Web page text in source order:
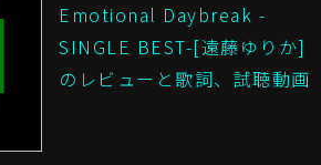
Emotional Daybreak -
SINGLE BEST-[遠藤ゆりか]
のレビューと歌詞、試聴動画